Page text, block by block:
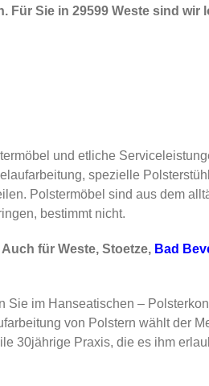
Sie in 29599 Weste sind wir
und etliche
spezielle
Polstermöbel sind aus dem
bestimmt nicht.
für Weste, Stoetze, Bad
im Hanseatischen –
von Polstern wählt der
30jährige Praxis, die es ihm